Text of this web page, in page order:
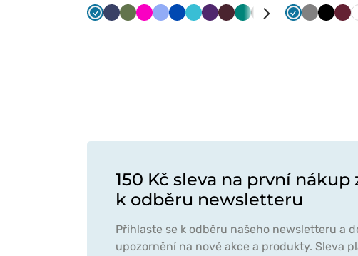
KaraibskyNámořnická
OlivkováMalinová
KlasickyKrálovsky
MořskyLilkovýBurgundová
ZelenáČernáŠedáLevandulová
Karaibsky
ŠedáČerná
150 Kč sleva na první
k odběru newsletteru
Přihlaste se k odběru našeho newsletteru a
upozornění na nové akce a produkty. Sleva